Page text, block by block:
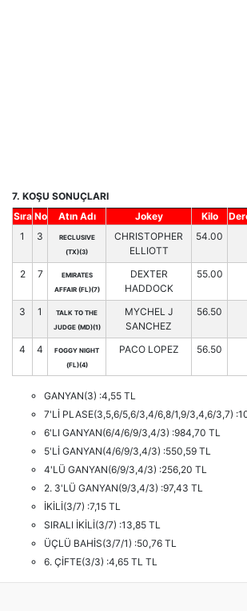
7. KOŞU SONUÇLARI
Sıra No Atın Adı Jokey Kilo
1
3
RECLUSIVE
(TX)(3)
CHRISTOPHER
ELLIOTT
54.00
2 7
EMIRATES
AFFAIR (FL)(7)
DEXTER
HADDOCK
55.00
3 1
TALK TO THE
JUDGE (MD)(1)
MYCHEL J
SANCHEZ
56.50
4 4
FOGGY NIGHT
(FL)(4)
PACO LOPEZ 56.50
GANYAN(3) :4,55 TL
7'Lİ PLASE(3,5,6/5,6/3,4/6,8/1,9/3,4,6/3,7)
6'LI GANYAN(6/4/6/9/3,4/3) :984,70 TL
5'Lİ GANYAN(4/6/9/3,4/3) :550,59 TL
4'LÜ GANYAN(6/9/3,4/3) :256,20 TL
2. 3'LÜ GANYAN(9/3,4/3) :97,43 TL
İKİLİ(3/7) :7,15 TL
SIRALI İKİLİ(3/7) :13,85 TL
ÜÇLÜ BAHİS(3/7/1) :50,76 TL
6. ÇİFTE(3/3) :4,65 TL TL